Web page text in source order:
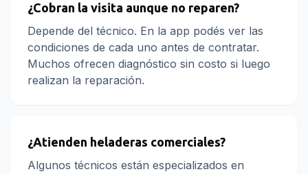
¿Cobran la visita aunque no reparen?
Depende del técnico. En la app podés ver las
condiciones de cada uno antes de contratar.
Muchos ofrecen diagnóstico sin costo si luego
realizan la reparación.
¿Atienden heladeras comerciales?
Algunos técnicos están especializados en